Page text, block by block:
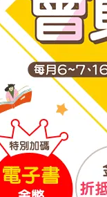
。中學時期的橫光
導致他精神狀態低
創辦《文藝春秋》
本文學史的一次革
信國家能贏得戰爭
溢血發作、接受治
的作家，亦被譽為